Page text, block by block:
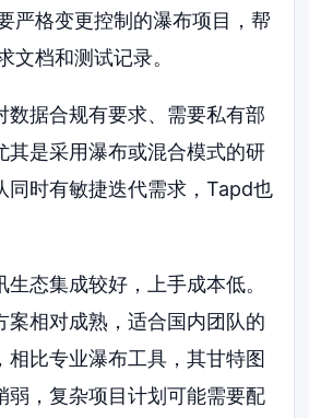
严格变更控制的瀑布项目，帮
文档和测试记录。
数据合规有要求、需要私有部
其是采用瀑布或混合模式的研
同时有敏捷迭代需求，Tapd也
生态集成较好，上手成本低。
案相对成熟，适合国内团队的
相比专业瀑布工具，其甘特图
弱，复杂项目计划可能需要配